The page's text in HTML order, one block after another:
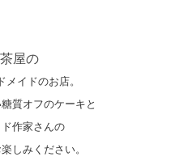
屋の
イドのお店。
質オフのケーキと
作家さんの
しみください。